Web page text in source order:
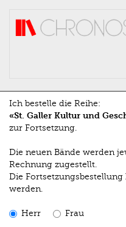
Ich bestelle die Reihe:
«St. Galler Kultur und
zur Fortsetzung.
Die neuen Bände werden
Rechnung zugestellt.
Die
werden.
Herr Frau